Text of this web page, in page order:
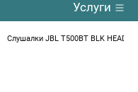
Услуги
Слушалки JBL T500BT BLK